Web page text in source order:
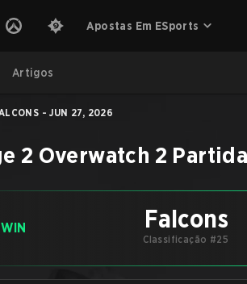
Apostas Em ESports
Artigos
- JUN 27, 2026
2 Overwatch 2 Partida
WIN Falcons
Classificação #25